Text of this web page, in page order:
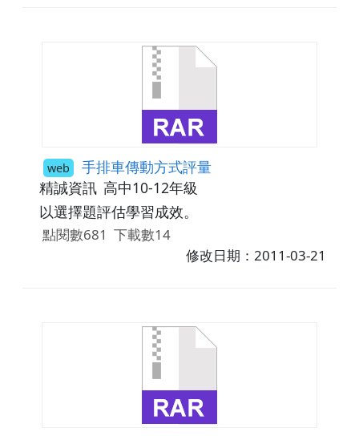
web 手排車傳動方式評量
精誠資訊 高中10-12年級
以選擇題評估學習成效。
點閱數681 下載數14
修改日期：2011-03-21